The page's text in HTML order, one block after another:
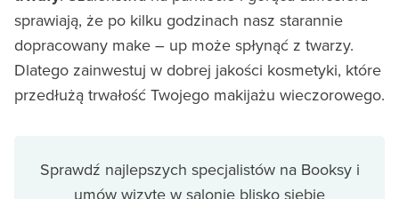
sprawiają, że po kilku godzinach nasz starannie
dopracowany make – up może spłynąć z twarzy.
Dlatego zainwestuj w dobrej jakości kosmetyki, które
przedłużą trwałość Twojego makijażu wieczorowego.
Sprawdź najlepszych specjalistów na Booksy i
umów wizytę w salonie blisko siebie